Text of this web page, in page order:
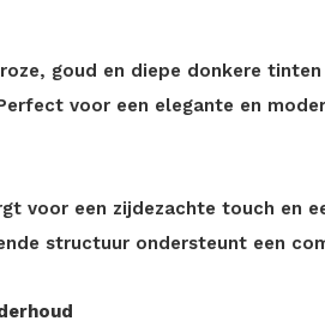
goud en diepe donkere
voor een elegante en
voor een zijdezachte touch en
structuur ondersteunt een